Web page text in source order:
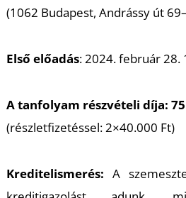
(1062 Budapest, Andrássy út
Első előadás: 2024. február 28.
A tanfolyam részvételi díja:
(részletfizetéssel: 2×40.000 Ft)
Kreditelismerés: A